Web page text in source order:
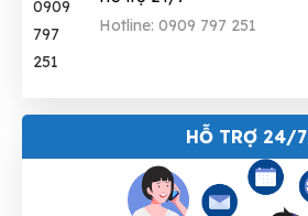
Hotline: 0909 797 251
HỖ TRỢ 24/7